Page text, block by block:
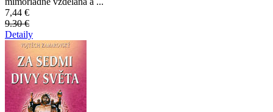
7,44 €
9.30 €
Detaily